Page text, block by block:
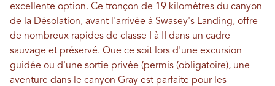
excellente option. Ce tronçon de 19 kilomètres du canyon
de la Désolation, avant l'arrivée à Swasey's Landing, offre
de nombreux rapides de classe I à II dans un cadre
sauvage et préservé. Que ce soit lors d'une excursion
guidée ou d'une sortie privée (permis (obligatoire), une
aventure dans le canyon Gray est parfaite pour les